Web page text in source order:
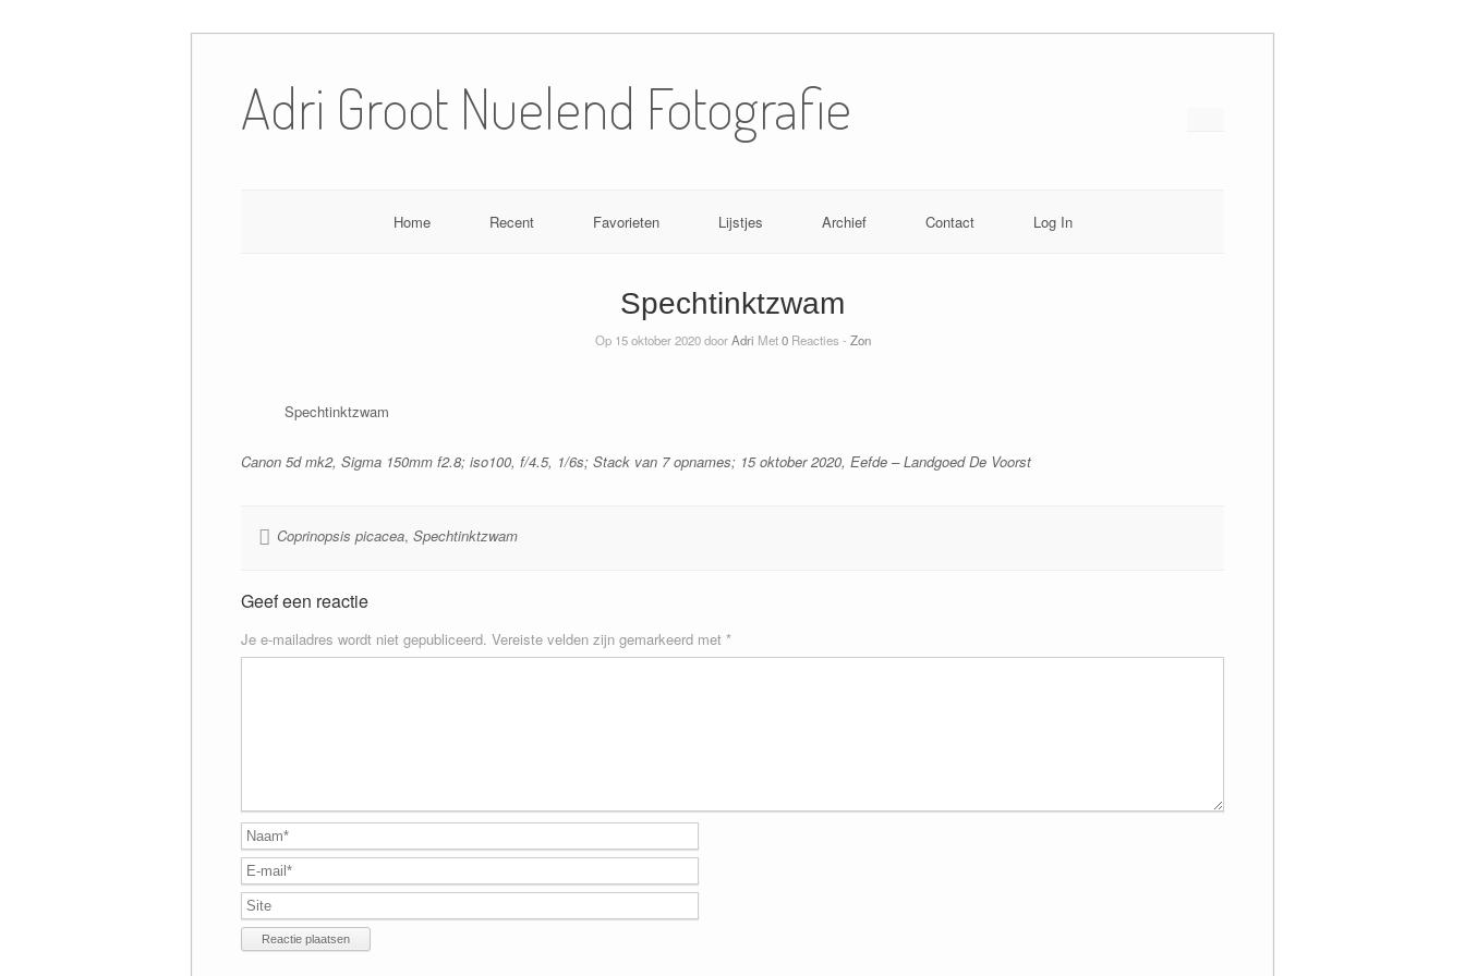
de
inhoud
Adri Groot Nuelend Fotografie
Home Recent Favorieten Lijstjes Archief Contact Log In
Spechtinktzwam
Op 15 oktober 2020 doorAdri Met0Reacties - Zon
Spechtinktzwam
Canon 5d mk2, Sigma 150mm f2.8; iso100, f/4.5, 1/6s; Stack van 7 opnames; 15 oktober 2020, Eefde – Landgoed De Voorst
Coprinopsis picacea, Spechtinktzwam
Geef een reactie
Je e-mailadres wordt niet gepubliceerd. Vereiste velden zijn gemarkeerd met *